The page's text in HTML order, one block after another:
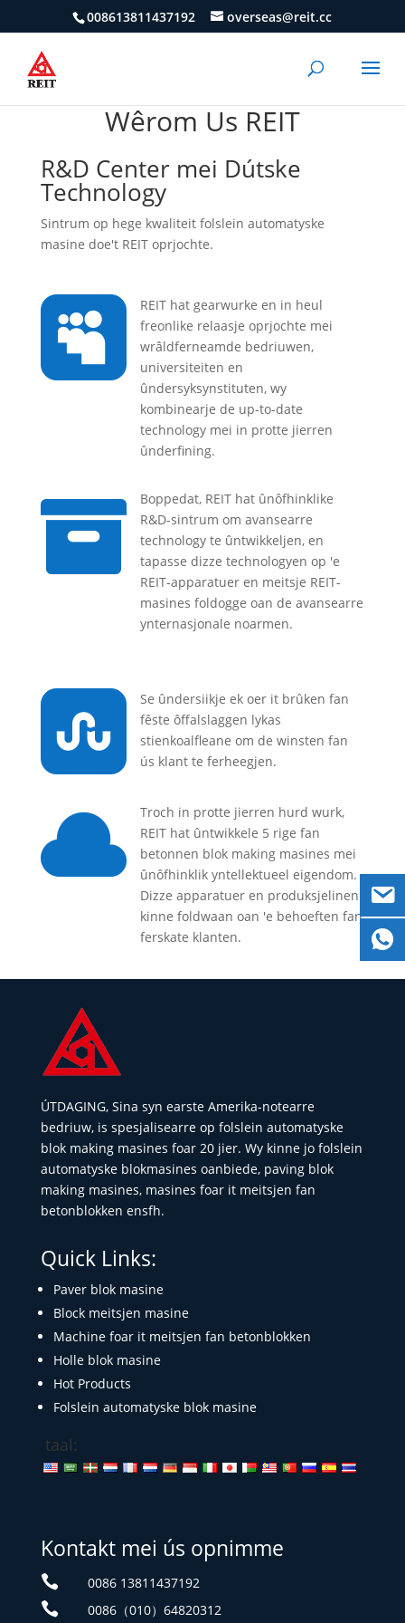
008613811437192 overseas@reit.cc
Wêrom Us REIT
R&D Center mei Dútske
Technology
Sintrum op hege kwaliteit folslein automatyske
masine doe't REIT oprjochte.

REIT hat gearwurke en in heul
freonlike relaasje oprjochte mei
wrâldferneamde bedriuwen,
universiteiten en
ûndersyksynstituten, wy
kombinearje de up-to-date
technology mei in protte jierren
ûnderfining.

Boppedat, REIT hat ûnôfhinklike
R&D-sintrum om avansearre
technology te ûntwikkeljen, en
tapasse dizze technologyen op 'e
REIT-apparatuer en meitsje REIT-
masines foldogge oan de avansearre
ynternasjonale noarmen.

Se ûndersiikje ek oer it brûken fan
fêste ôffalslaggen lykas
stienkoalfleane om de winsten fan
ús klant te ferheegjen.

Troch in protte jierren hurd wurk,
REIT hat ûntwikkele 5 rige fan
betonnen blok making masines mei
ûnôfhinklik yntellektueel eigendom.
Dizze apparatuer en produksjelinen
kinne foldwaan oan 'e behoeften fan
ferskate klanten.
ÚTDAGING, Sina syn earste Amerika-notearre
bedriuw, is spesjalisearre op folslein automatyske
blok making masines foar 20 jier. Wy kinne jo folslein
automatyske blokmasines oanbiede, paving blok
making masines, masines foar it meitsjen fan
betonblokken ensfh.
Quick Links:
Paver blok masine
Block meitsjen masine
Machine foar it meitsjen fan betonblokken
Holle blok masine
Hot Products
Folslein automatyske blok masine
taal:
Kontakt mei ús opnimme
 0086 13811437192
 0086（010）64820312